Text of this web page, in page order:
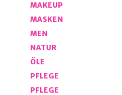
MAKEUP
MASKEN
MEN
NATUR
ÖLE
PFLEGE
PFLEGE